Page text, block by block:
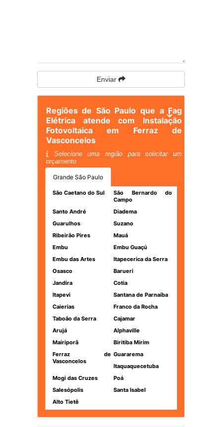
Enviar
Regiões de São Paulo que a Fag
Elétrica atende com Instalação
Fotovoltaica em Ferraz de
Vasconcelos
Selecione uma região para solicitar um
orçamento
Grande São Paulo
São Caetano do Sul
São Bernardo do
Campo
Santo André
Diadema
Guarulhos
Suzano
Ribeirão Pires
Mauá
Embu
Embu Guaçú
Embu das Artes
Itapecerica da Serra
Osasco
Barueri
Jandira
Cotia
Itapevi
Santana de Parnaíba
Caierias
Franco da Rocha
Taboão da Serra
Cajamar
Arujá
Alphaville
Mairiporã
Biritiba Mirim
Ferraz de
Vasconcelos
Guararema
Itaquaquecetuba
Mogi das Cruzes
Poá
Salesópolis
Santa Isabel
Alto Tietê